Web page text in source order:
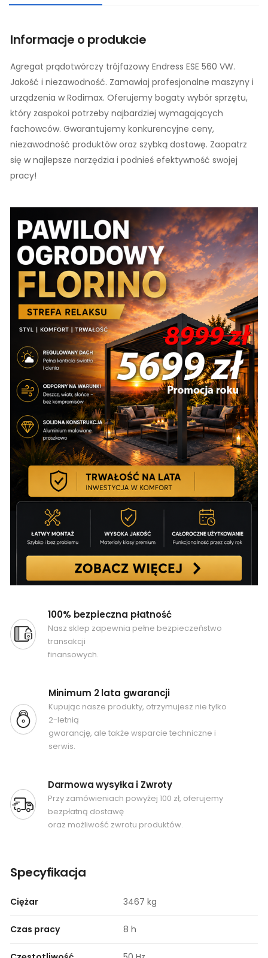
Informacje o produkcie
Agregat prądotwórczy trójfazowy Endress ESE 560 VW.
Jakość i niezawodność. Zamawiaj profesjonalne maszyny i
urządzenia w Rodimax. Oferujemy bogaty wybór sprzętu,
który zaspokoi potrzeby najbardziej wymagających
fachowców. Gwarantujemy konkurencyjne ceny,
niezawodność produktów oraz szybką dostawę. Zaopatrz
się w najlepsze narzędzia i podnieś efektywność swojej
pracy!
100% bezpieczna płatność
Nasz sklep zapewnia pełne bezpieczeństwo
transakcji
finansowych.
Minimum 2 lata gwarancji
Kupując nasze produkty, otrzymujesz nie tylko
2-letnią
gwarancję, ale także wsparcie techniczne i
serwis.
Darmowa wysyłka i Zwroty
Przy zamówieniach powyżej 100 zł, oferujemy
bezpłatną dostawę
oraz możliwość zwrotu produktów.
Specyfikacja
Ciężar 3467 kg
Czas pracy 8 h